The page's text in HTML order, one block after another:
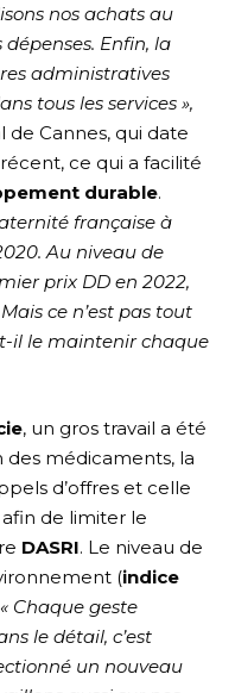
nos achats au
Enfin, la
administratives
tous les services »,
de Cannes, qui date
ce qui a facilité
durable.
française à
Au niveau de
prix DD en 2022,
ce n’est pas tout
il le maintenir chaque
, un gros travail a été
médicaments, la
d’offres et celle
de limiter le
DASRI. Le niveau de
(indice
« Chaque geste
le détail, c’est
un nouveau